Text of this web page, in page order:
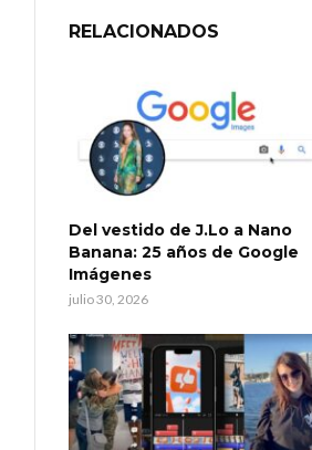
RELACIONADOS
Del vestido de J.Lo a Nano
Banana: 25 años de Google
Imágenes
julio 30, 2026